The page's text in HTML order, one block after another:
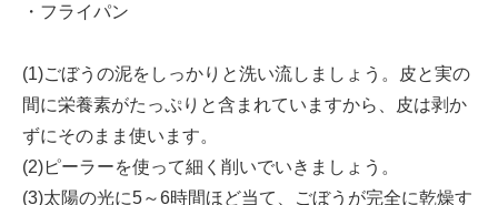
・フライパン
(1)ごぼうの泥をしっかりと洗い流しましょう。皮と実の
間に栄養素がたっぷりと含まれていますから、皮は剥か
ずにそのまま使います。
(2)ピーラーを使って細く削いでいきましょう。
(3)太陽の光に5～6時間ほど当て、ごぼうが完全に乾燥す